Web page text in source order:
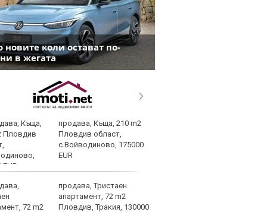
новите коли остават по-
в жегата
продава, Къща, 210 m2
Пловдив област,
с.Войводиново, 175000
EUR
продава, Тристаен
апартамент, 72 m2
Пловдив, Тракия, 130000